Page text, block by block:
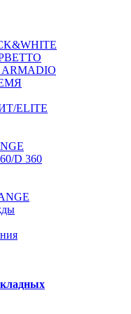
ELITE
D 360